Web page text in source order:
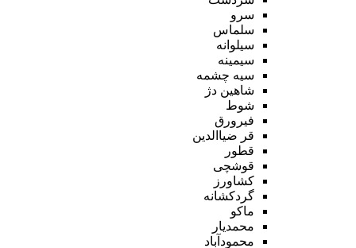
سرو
سلماس
سیلوانه
سیمینه
سیه چشمه
شاهین دژ
شوط
فیرورق
قر ضیاالدین
قطور
قوشچی
کشاورز
گردکشانه
ماکو
محمدیار
محمودآباد